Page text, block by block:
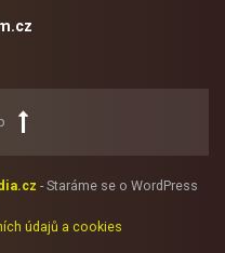
- Staráme se o WordPress
údajů a cookies